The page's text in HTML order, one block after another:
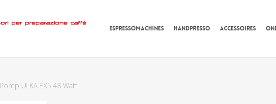
ESPRESSOMACHINES HANDPRESSO ACCESSOIRES
Pomp ULKA EX5 48 Watt